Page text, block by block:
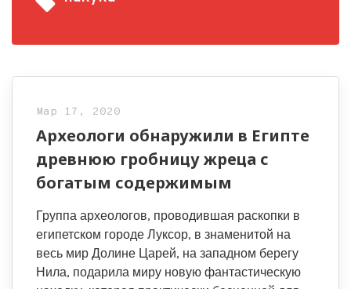
Мар 17, 2020
Археологи обнаружили в Египте
древнюю гробницу жреца с
богатым содержимым
Группа археологов, проводившая раскопки в
египетском городе Луксор, в знаменитой на
весь мир Долине Царей, на западном берегу
Нила, подарила миру новую фантастическую